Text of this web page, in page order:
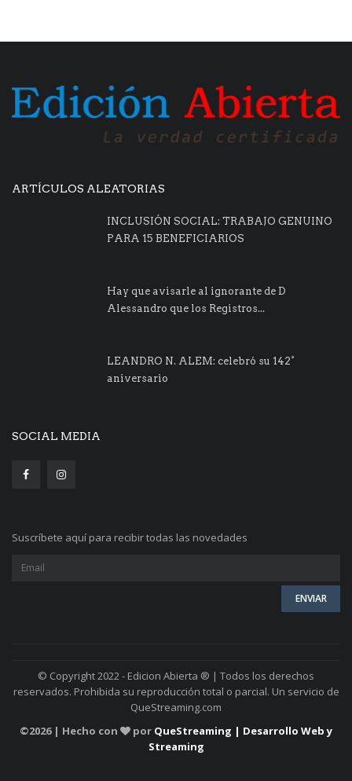
ARTÍCULOS ALEATORIAS
INCLUSIÓN SOCIAL: TRABAJO GENUINO
PARA 15 BENEFICIARIOS
Hay que avisarle al ignorante de D
Alessandro que los Registros...
LEANDRO N. ALEM: celebró su 142°
aniversario
SOCIAL MEDIA
Suscríbete aquí para recibir todas las novedades
© Copyright 2022 - Edicion Abierta ® | Todos los derechos
reservados. Prohibida su reproducción total o parcial. Un servicio de
QueStreaming.com
©2026 | Hecho con por QueStreaming | Desarrollo Web y
Streaming